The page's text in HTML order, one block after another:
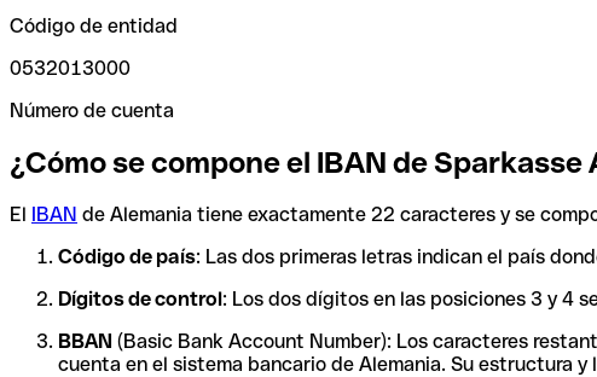
Código de entidad
0532013000
Número de cuenta
¿Cómo se compone el IBAN de Sparkasse
El IBAN de Alemania tiene exactamente 22 caracteres y se
Código de país: Las dos primeras letras indican el país
Dígitos de control: Los dos dígitos en las posiciones 3 y 4
BBAN (Basic Bank Account Number): Los caracteres
cuenta en el sistema bancario de Alemania. Su estructura